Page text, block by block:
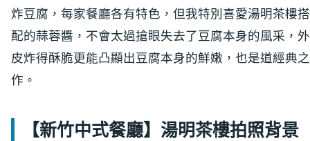
炸豆腐，每家餐廳各有特色，但我特別喜愛湯明茶樓搭
配的蒜蓉醬，不會太過搶眼失去了豆腐本身的風采，外
皮炸得酥脆更能凸顯出豆腐本身的鮮嫩，也是道經典之
作。
【新竹中式餐廳】湯明茶樓拍照背景